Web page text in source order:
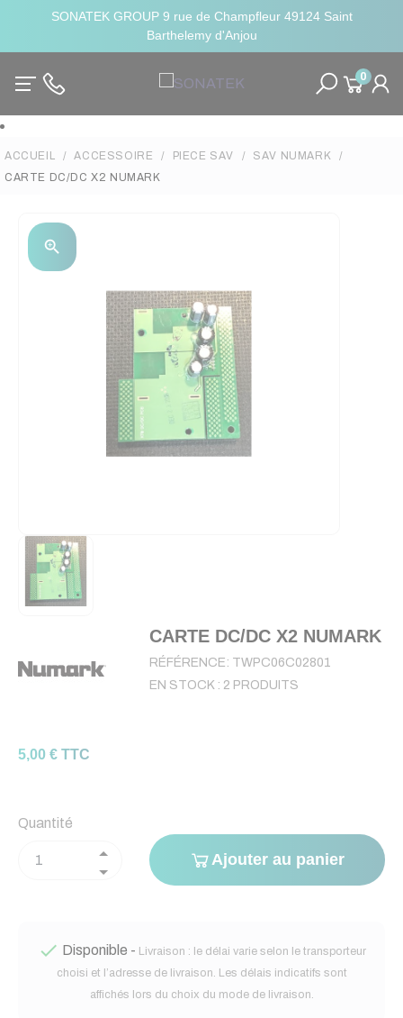
SONATEK GROUP 9 rue de Champfleur 49124 Saint
Barthelemy d'Anjou
0
ACCUEIL ACCESSOIRE PIECE SAV
SAV NUMARK
CARTE DC/DC X2 NUMARK
zoom_in
CARTE DC/DC X2 NUMARK
RÉFÉRENCE: TWPC06C02801
EN STOCK : 2 PRODUITS
5,00 € TTC
Quantité
Ajouter au panier
 Disponible - Livraison : le délai varie selon le transporteur
choisi et l’adresse de livraison. Les délais indicatifs sont
affichés lors du choix du mode de livraison.